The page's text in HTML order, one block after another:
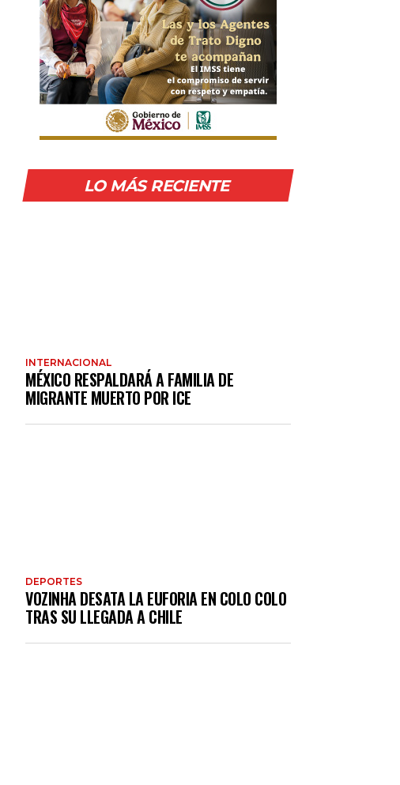
LO MÁS RECIENTE
INTERNACIONAL
MÉXICO RESPALDARÁ A FAMILIA DE
MIGRANTE MUERTO POR ICE
DEPORTES
VOZINHA DESATA LA EUFORIA EN COLO COLO
TRAS SU LLEGADA A CHILE